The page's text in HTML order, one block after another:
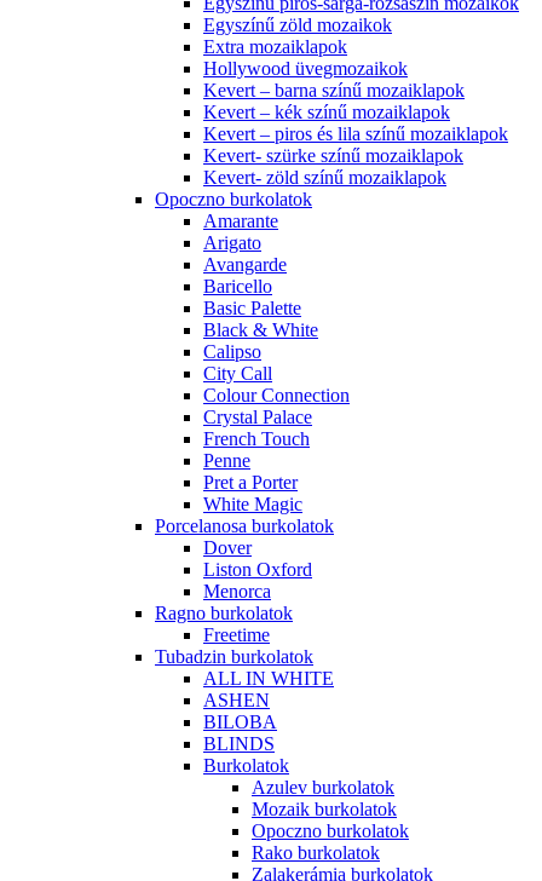
Egyszínű zöld mozaikok
Extra mozaiklapok
Hollywood üvegmozaikok
Kevert – barna színű mozaiklapok
Kevert – kék színű mozaiklapok
Kevert – piros és lila színű mozaiklapok
Kevert- szürke színű mozaiklapok
Kevert- zöld színű mozaiklapok
Opoczno burkolatok
Amarante
Arigato
Avangarde
Baricello
Basic Palette
Black & White
Calipso
City Call
Colour Connection
Crystal Palace
French Touch
Penne
Pret a Porter
White Magic
Porcelanosa burkolatok
Dover
Liston Oxford
Menorca
Ragno burkolatok
Freetime
Tubadzin burkolatok
ALL IN WHITE
ASHEN
BILOBA
BLINDS
Burkolatok
Azulev burkolatok
Mozaik burkolatok
Opoczno burkolatok
Rako burkolatok
Zalakerámia burkolatok